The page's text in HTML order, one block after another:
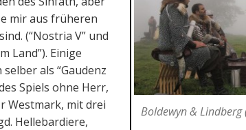
Boldewyn & Lindberg
mir aus früheren
(“Nostria V” und
Land”). Einige
als “Gaudenz
Spiels ohne Herr,
Westmark, mit drei
Hellebardiere,